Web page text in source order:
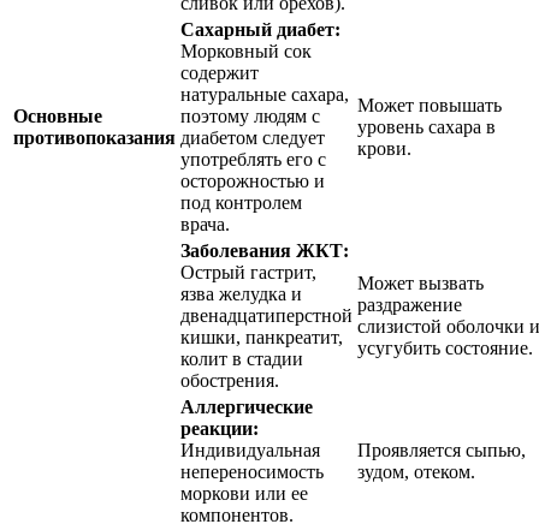
Основные
противопоказания
Сахарный диабет:
Морковный сок
содержит
натуральные сахара,
поэтому людям с
диабетом следует
употреблять его с
осторожностью и
под контролем
врача.
Может повышать
уровень сахара в
крови.
Заболевания ЖКТ:
Острый гастрит,
язва желудка и
двенадцатиперстной
кишки, панкреатит,
колит в стадии
обострения.
Может вызвать
раздражение
слизистой оболочки и
усугубить состояние.
Аллергические
реакции:
Индивидуальная
непереносимость
моркови или ее
компонентов.
Проявляется сыпью,
зудом, отеком.